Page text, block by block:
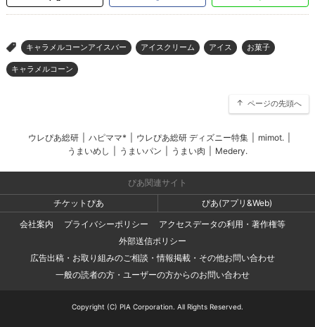
> キャラメルコーンアイスバー アイスクリーム アイス お菓子
キャラメルコーン
ページの先頭へ
ウレぴあ総研 ハピママ* ウレぴあ総研 ディズニー特集 mimot.
うまいめし
うまいパン うまい肉 Medery.
ぴあ関連サイト
チケットぴあ
ぴあ(アプリ&Web)
会社案内
プライバシーポリシー
アクセスデータの利用・著作権等
外部送信ポリシー
広告出稿・お取り組みのご相談・情報掲載・その他お問い合わせ
一般の読者の方・ユーザーの方からのお問い合わせ
Copyright (C) PIA Corporation. All Rights Reserved.